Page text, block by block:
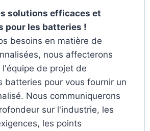
solutions efficaces et
pour les batteries !
besoins en matière de
nous affecterons
de projet de
batteries pour vous fournir un
Nous communiquerons
sur l'industrie, les
les points